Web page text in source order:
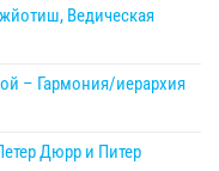
Ведическая
– Гармония/иерархия
Дюрр и Питер